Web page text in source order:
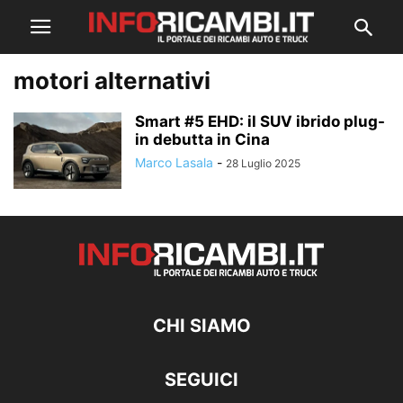
motori alternativi
Smart #5 EHD: il SUV ibrido plug-
in debutta in Cina
Marco Lasala - 28 Luglio 2025
CHI SIAMO
SEGUICI